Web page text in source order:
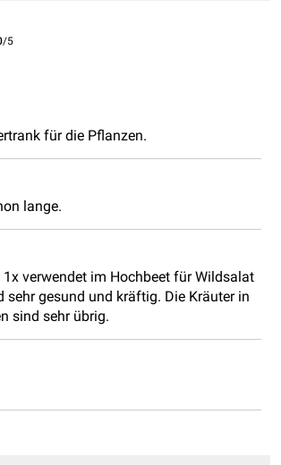
/5
für die Pflanzen.
lange.
1x verwendet im Hochbeet für Wildsalat
sehr gesund und kräftig. Die Kräuter in
sind sehr übrig.